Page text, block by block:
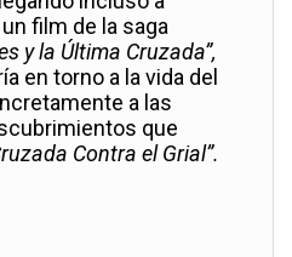
film de la saga
y la Última Cruzada”,
en torno a la vida del
a las
que
Contra el Grial”.